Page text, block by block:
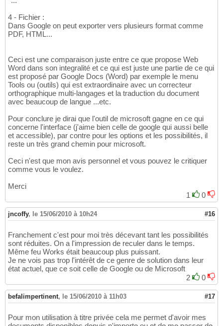
4 - Fichier :
Dans Google on peut exporter vers plusieurs format comme
PDF, HTML...
Ceci est une comparaison juste entre ce que propose Web
Word dans son integralité et ce qui est juste une partie de ce qui
est proposé par Google Docs (Word) par exemple le menu
Tools ou (outils) qui est extraordinaire avec un correcteur
orthographique multi-langages et la traduction du document
avec beaucoup de langue ...etc.
Pour conclure je dirai que l'outil de microsoft gagne en ce qui
concerne l'interface (j'aime bien celle de google qui aussi belle
et accessible), par contre pour les options et les possibilités, il
reste un très grand chemin pour microsoft.
Ceci n'est que mon avis personnel et vous pouvez le critiquer
comme vous le voulez.
Merci
1
0
jncoffy, le 15/06/2010 à 10h24 #16
Franchement c'est pour moi très décevant tant les possibilités
sont réduites. On a l'impression de reculer dans le temps.
Même feu Works était beaucoup plus puissant.
Je ne vois pas trop l'intérêt de ce genre de solution dans leur
état actuel, que ce soit celle de Google ou de Microsoft
2
0
befalimpertinent, le 15/06/2010 à 11h03 #17
Pour mon utilisation à titre privée cela me permet d'avoir mes